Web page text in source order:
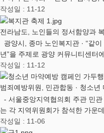
작성일 : 11-12
전라남도, 노인들의 정서함양과
광양시, 종마 노인복지관 · “같
년”을 주제로 광양 커뮤니티센
작성일 : 11-12
범죄예방위원, 민관합동 · 청소년
- 서울중앙지역협의회 주관 민
는 각 지역위원회가 참석한 가운
작성일 : 11-06